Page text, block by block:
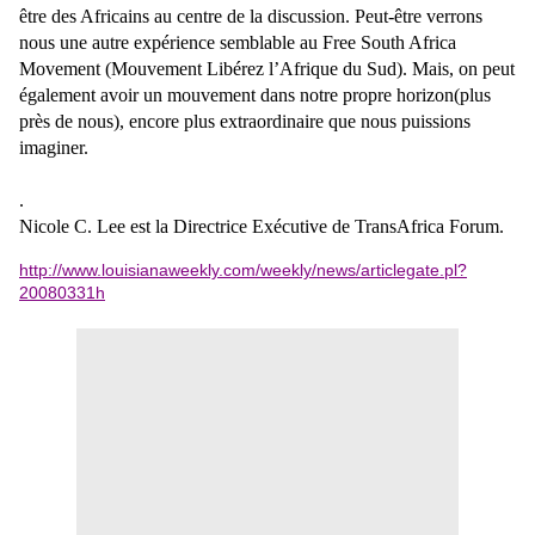
être des Africains au centre de la discussion. Peut-être verrons
nous une autre expérience semblable au Free South Africa
Movement (Mouvement Libérez l’Afrique du Sud). Mais, on peut
également avoir un mouvement dans notre propre horizon(plus
près de nous), encore plus extraordinaire que nous puissions
imaginer.
.
Nicole C. Lee est la Directrice Exécutive de TransAfrica Forum.
http://www.louisianaweekly.com/weekly/news/articlegate.pl?
20080331h